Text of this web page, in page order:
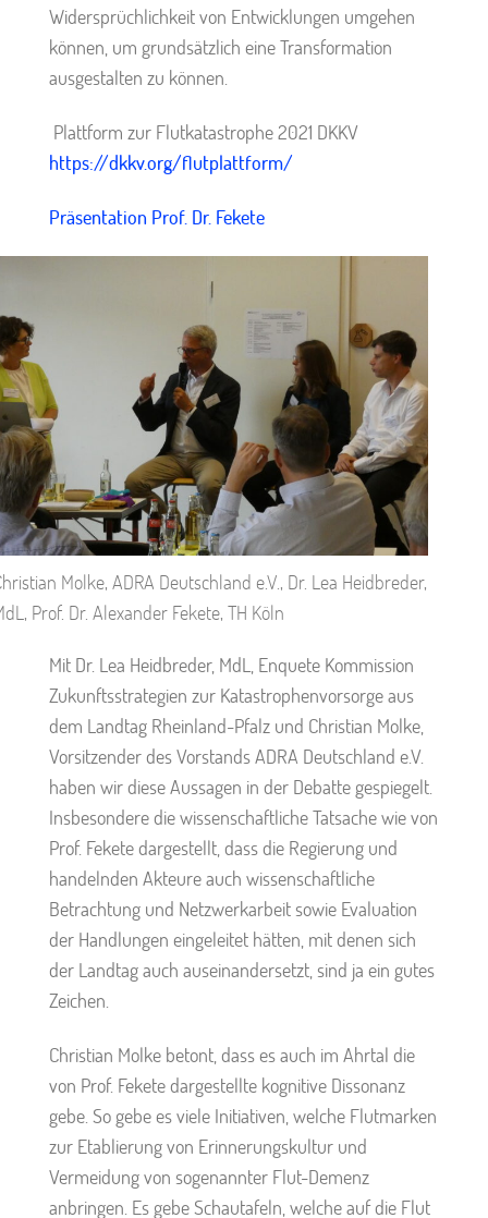
Widersprüchlichkeit von Entwicklungen umgehen
können, um grundsätzlich eine Transformation
ausgestalten zu können.
Plattform zur Flutkatastrophe 2021 DKKV
https://dkkv.org/flutplattform/
Präsentation Prof. Dr. Fekete
Molke, ADRA Deutschland e.V., Dr. Lea Heidbreder,
Prof. Dr. Alexander Fekete, TH Köln
Mit Dr. Lea Heidbreder, MdL, Enquete Kommission
Zukunftsstrategien zur Katastrophenvorsorge aus
dem Landtag Rheinland-Pfalz und Christian Molke,
Vorsitzender des Vorstands ADRA Deutschland e.V.
haben wir diese Aussagen in der Debatte gespiegelt.
Insbesondere die wissenschaftliche Tatsache wie von
Prof. Fekete dargestellt, dass die Regierung und
handelnden Akteure auch wissenschaftliche
Betrachtung und Netzwerkarbeit sowie Evaluation
der Handlungen eingeleitet hätten, mit denen sich
der Landtag auch auseinandersetzt, sind ja ein gutes
Zeichen.
Christian Molke betont, dass es auch im Ahrtal die
von Prof. Fekete dargestellte kognitive Dissonanz
gebe. So gebe es viele Initiativen, welche Flutmarken
zur Etablierung von Erinnerungskultur und
Vermeidung von sogenannter Flut-Demenz
anbringen. Es gebe Schautafeln, welche auf die Flut